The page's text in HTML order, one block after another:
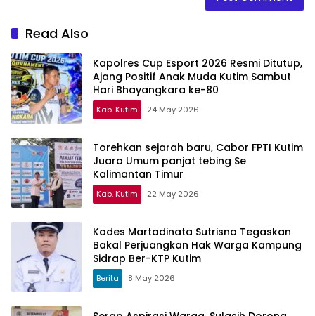
Read Also
Kapolres Cup Esport 2026 Resmi Ditutup,
Ajang Positif Anak Muda Kutim Sambut
Hari Bhayangkara ke-80
Kab. Kutim 24 May 2026
Torehkan sejarah baru, Cabor FPTI Kutim
Juara Umum panjat tebing Se
Kalimantan Timur
Kab. Kutim 22 May 2026
Kades Martadinata Sutrisno Tegaskan
Bakal Perjuangkan Hak Warga Kampung
Sidrap Ber-KTP Kutim
Berita 8 May 2026